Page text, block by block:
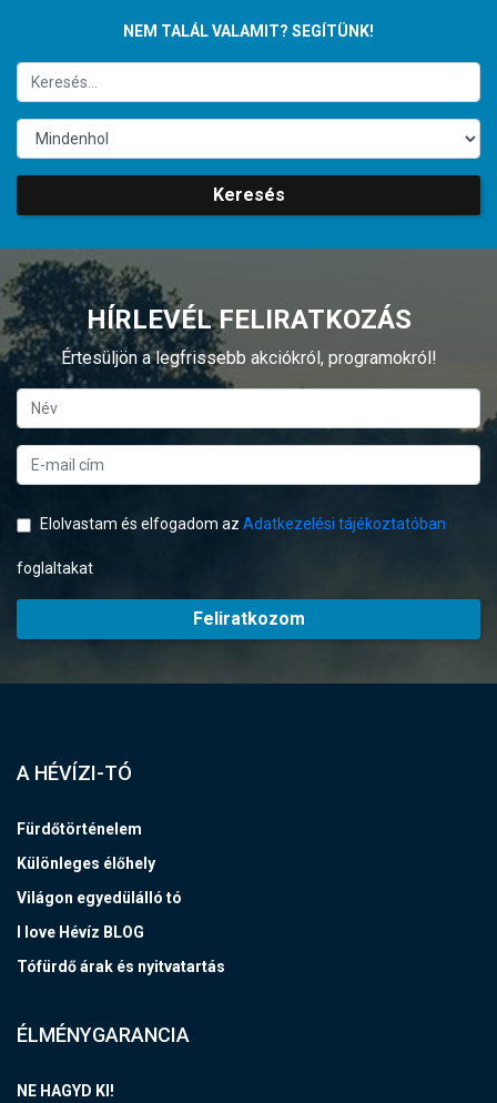
NEM TALÁL VALAMIT? SEGÍTÜNK!
Keresés
HÍRLEVÉL FELIRATKOZÁS
Értesüljön a legfrissebb akciókról, programokról!
Elolvastam és elfogadom az Adatkezelési tájékoztatóban
foglaltakat
Feliratkozom
A HÉVÍZI-TÓ
Fürdőtörténelem
Különleges élőhely
Világon egyedülálló tó
I love Hévíz BLOG
Tófürdő árak és nyitvatartás
ÉLMÉNYGARANCIA
NE HAGYD KI!